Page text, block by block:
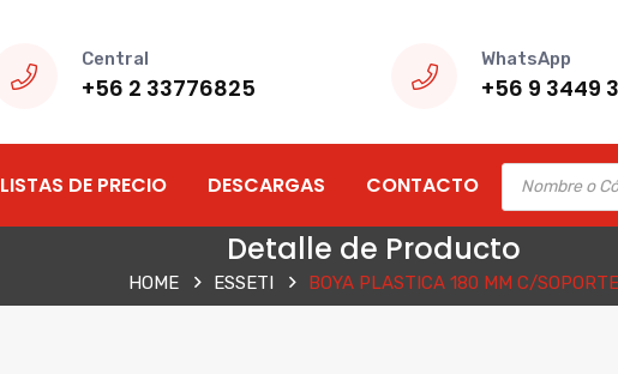
Central
+56 2 33776825
WhatsApp
+56 9 3449
LISTAS DE PRECIO DESCARGAS CONTACTO
Products
search
Detalle de Producto
HOME ESSETI BOYA PLASTICA 180 MM C/SOPORTE